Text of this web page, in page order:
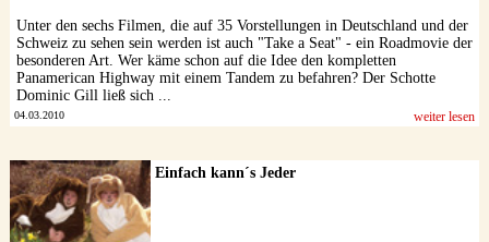
Unter den sechs Filmen, die auf 35 Vorstellungen in Deutschland und der
Schweiz zu sehen sein werden ist auch "Take a Seat" - ein Roadmovie der
besonderen Art. Wer käme schon auf die Idee den kompletten
Panamerican Highway mit einem Tandem zu befahren? Der Schotte
Dominic Gill ließ sich ...
04.03.2010 weiter lesen
Einfach kann´s Jeder